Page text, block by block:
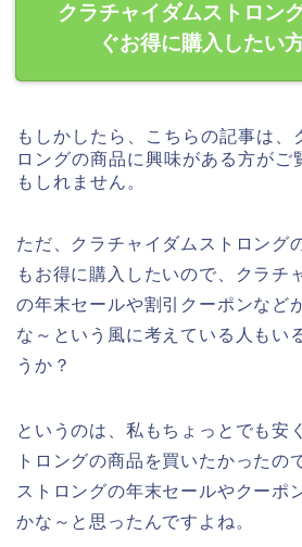
クラチャイダムストロン
ぐお得に購入したい
もしかしたら、こちらの記事は、
ロングの商品に興味がある方がご
もしれません。
ただ、クラチャイダムストロング
もお得に購入したいので、クラチ
の年末セールや割引クーポンなど
な～という風に考えている人もい
うか？
というのは、私もちょっとでも安
トロングの商品を買いたかったの
ストロングの年末セールやクーポ
かな～と思ったんですよね。